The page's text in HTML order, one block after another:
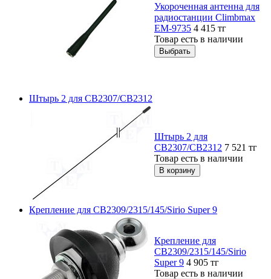
Укороченная антенна для
радиостанции Climbmax
EM-9735 4 415 тг
Товар есть в наличии
Штырь 2 для CB2307/CB2312
Штырь 2 для
CB2307/CB2312 7 521 тг
Товар есть в наличии
Крепление для СВ2309/2315/145/Sirio Super 9
Крепление для
СВ2309/2315/145/Sirio
Super 9 4 905 тг
Товар есть в наличии